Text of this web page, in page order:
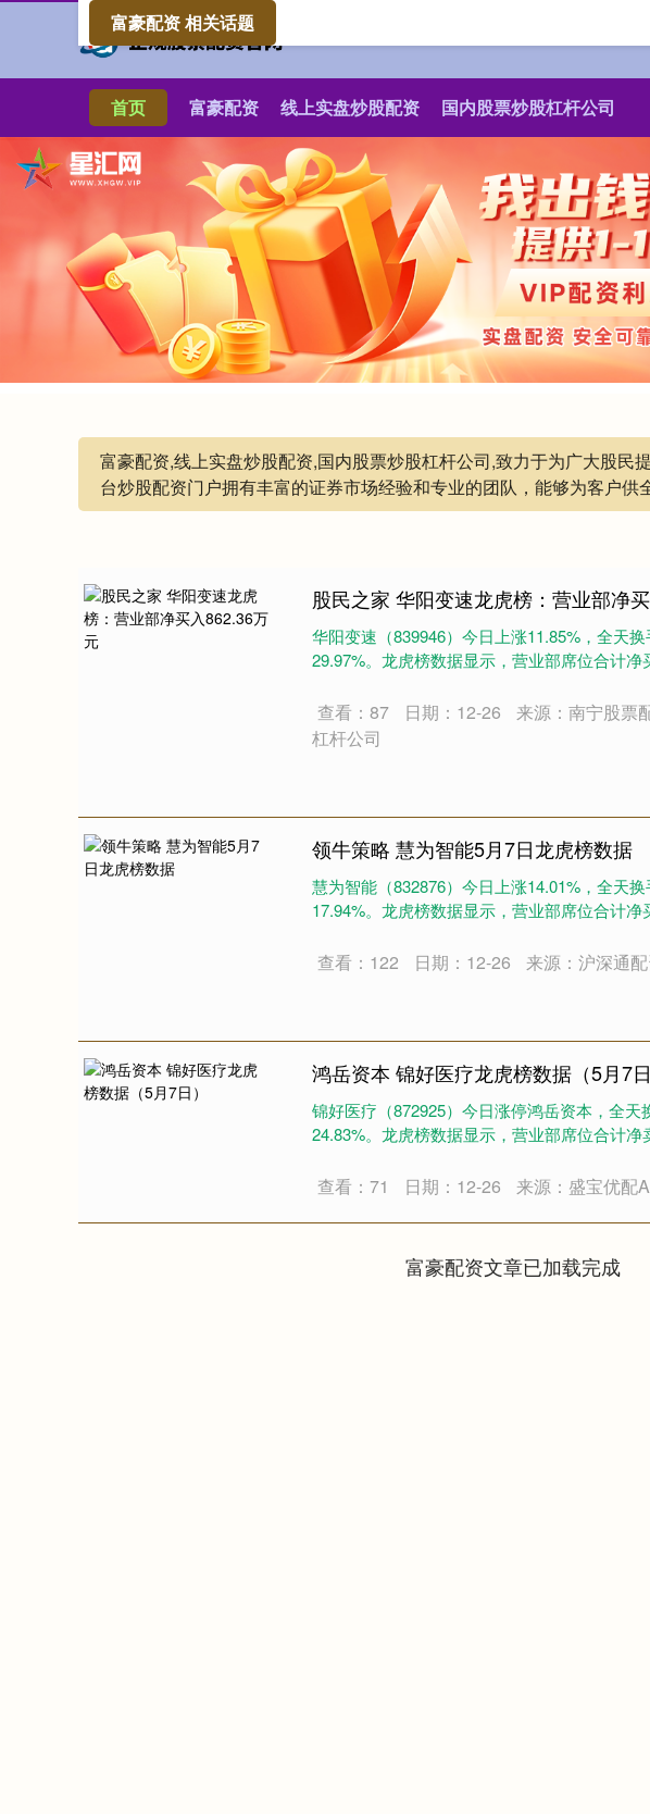
首页 富豪配资 线上实盘炒股配资 国内股票炒股杠杆公司
富豪配资,线上实盘炒股配资,国内股票炒股杠杆公司,致力于为广大股
台炒股配资门户拥有丰富的证券市场经验和专业的团队，能够为客户供
富豪配资 相关话题
股民之家 华阳变速龙虎榜：营业部净
华阳变速（839946）今日上涨11.85%，全天
29.97%。龙虎榜数据显示，营业部席位合计净
查看：87 日期：12-26 来源：南宁股票
杠杆公司
领牛策略 慧为智能5月7日龙虎榜数据
慧为智能（832876）今日上涨14.01%，全天
17.94%。龙虎榜数据显示，营业部席位合计净
查看：122 日期：12-26 来源：沪深通
鸿岳资本 锦好医疗龙虎榜数据（5月7日
锦好医疗（872925）今日涨停鸿岳资本，全
24.83%。龙虎榜数据显示，营业部席位合计净
查看：71 日期：12-26 来源：盛宝优配
富豪配资文章已加载完成
深证成指 14110.12 -34.08 -0.24% 沪深